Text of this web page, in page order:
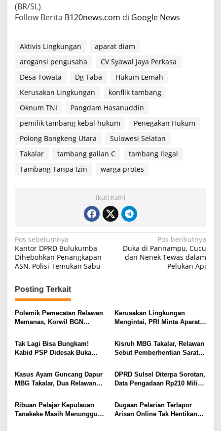
(BR/SL)
Follow Berita B120news.com di Google News
Aktivis Lingkungan
aparat diam
arogansi pengusaha
CV Syawal Jaya Perkasa
Desa Towata
Dg Taba
Hukum Lemah
Kerusakan Lingkungan
konflik tambang
Oknum TNI
Pangdam Hasanuddin
pemilik tambang kebal hukum
Penegakan Hukum
Polong Bangkeng Utara
Sulawesi Selatan
Takalar
tambang galian C
tambang Ilegal
Tambang Tanpa Izin
warga protes
Ikuti Kami
N
a
v
i
g
a
s
i
p
s
Pos sebelumnya
Kantor DPRD Bulukumba
Dihebohkan Penangkapan
ASN, Polisi Temukan Sabu
Pos berikutnya
Duka di Pannampu, Cucu
dan Nenek Tewas dalam
Pelukan Api
Posting Terkait
Polemik Pemecatan Relawan
Memanas, Korwil BGN
Rekaman CCTV
Kerusakan Lingkungan
Mengintai, PRI Minta Aparat
Gowa
Tak Lagi Bisa Bungkam!
Kabid PSP Didesak Buka
WhatsApp yang Beredar
Kisruh MBG Takalar, Relawan
Sebut Pemberhentian Sarat
Kasus Ayam Guncang Dapur
MBG Takalar, Dua Relawan
Kalabbirang 1
DPRD Sulsel Diterpa Sorotan,
Data Pengadaan Rp210 Miliar
LKPP
Ribuan Pelajar Kepulauan
Tanakeke Masih Menunggu
Dugaan Pelarian Terlapor
Arisan Online Tak Hentikan